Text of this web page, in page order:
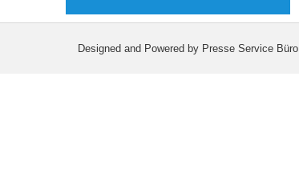
Designed and Powered by Presse Service Büro